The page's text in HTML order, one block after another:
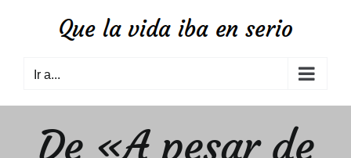
Ir a...
De «A pesar de